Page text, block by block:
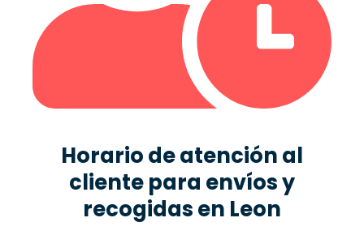
Horario de atención al
cliente para envíos y
recogidas en Leon